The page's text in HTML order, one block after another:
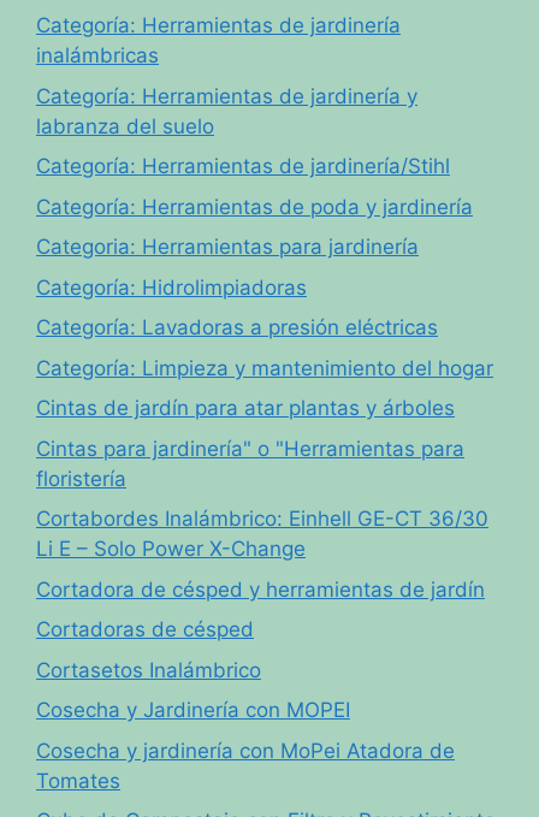
Categoría: Herramientas de jardinería
inalámbricas
Categoría: Herramientas de jardinería y
labranza del suelo
Categoría: Herramientas de jardinería/Stihl
Categoría: Herramientas de poda y jardinería
Categoria: Herramientas para jardinería
Categoría: Hidrolimpiadoras
Categoría: Lavadoras a presión eléctricas
Categoría: Limpieza y mantenimiento del hogar
Cintas de jardín para atar plantas y árboles
Cintas para jardinería" o "Herramientas para
floristería
Cortabordes Inalámbrico: Einhell GE-CT 36/30
Li E – Solo Power X-Change
Cortadora de césped y herramientas de jardín
Cortadoras de césped
Cortasetos Inalámbrico
Cosecha y Jardinería con MOPEI
Cosecha y jardinería con MoPei Atadora de
Tomates